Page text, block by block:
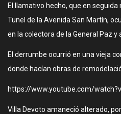
El llamativo hecho, que en
Tunel de la Avenida San Martín,
en la colectora de la General Paz y
El derrumbe ocurrió en una vieja
donde hacían obras de
https://www.youtube.com/
Villa Devoto amaneció alterado,